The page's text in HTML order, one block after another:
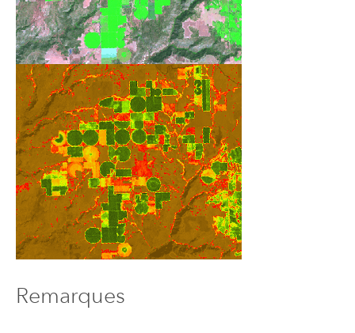
Remarques